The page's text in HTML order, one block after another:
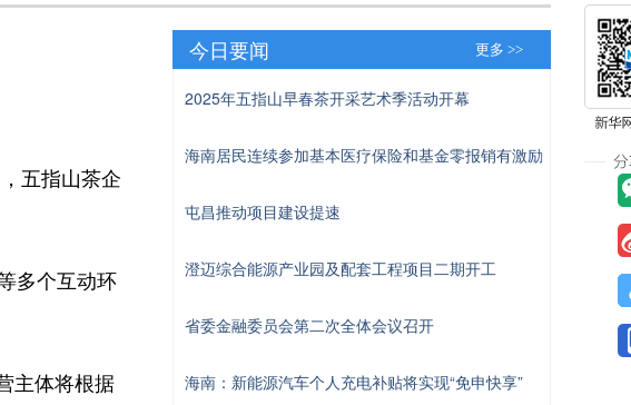
五指山茶企
多个互动环
主体将根据
今日要闻 更多 >>
2025年五指山早春茶开采艺术季活动开幕
海南居民连续参加基本医疗保险和基金零报销有激励
屯昌推动项目建设提速
澄迈综合能源产业园及配套工程项目二期开工
省委金融委员会第二次全体会议召开
海南：新能源汽车个人充电补贴将实现“免申快享”